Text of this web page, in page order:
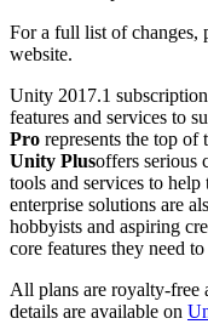
For a full list of changes,
website.
Unity 2017.1
features and services to
Pro represents the top
Unity Plusoffers serious
tools and services to
enterprise solutions are
hobbyists and aspiring
core features they need
All plans are royalty-
details are available on